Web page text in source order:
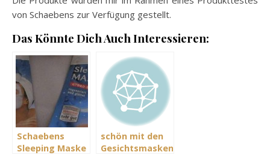
von Schaebens zur Verfügung gestellt.
Das Könnte Dich Auch Interessieren:
Schaebens
Sleeping Maske
schön mit den
Gesichtsmasken